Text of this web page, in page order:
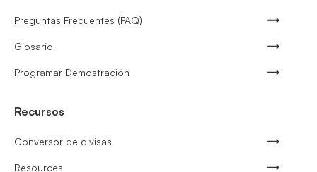
Preguntas Frecuentes (FAQ)
Glosario
Programar Demostración
Recursos
Conversor de divisas
Resources